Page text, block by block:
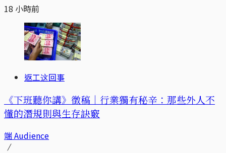
18 小時前
返工这回事
《下班聽你講》徵稿｜行業獨有秘辛：那些外人不
懂的潛規則與生存訣竅
端 Audience